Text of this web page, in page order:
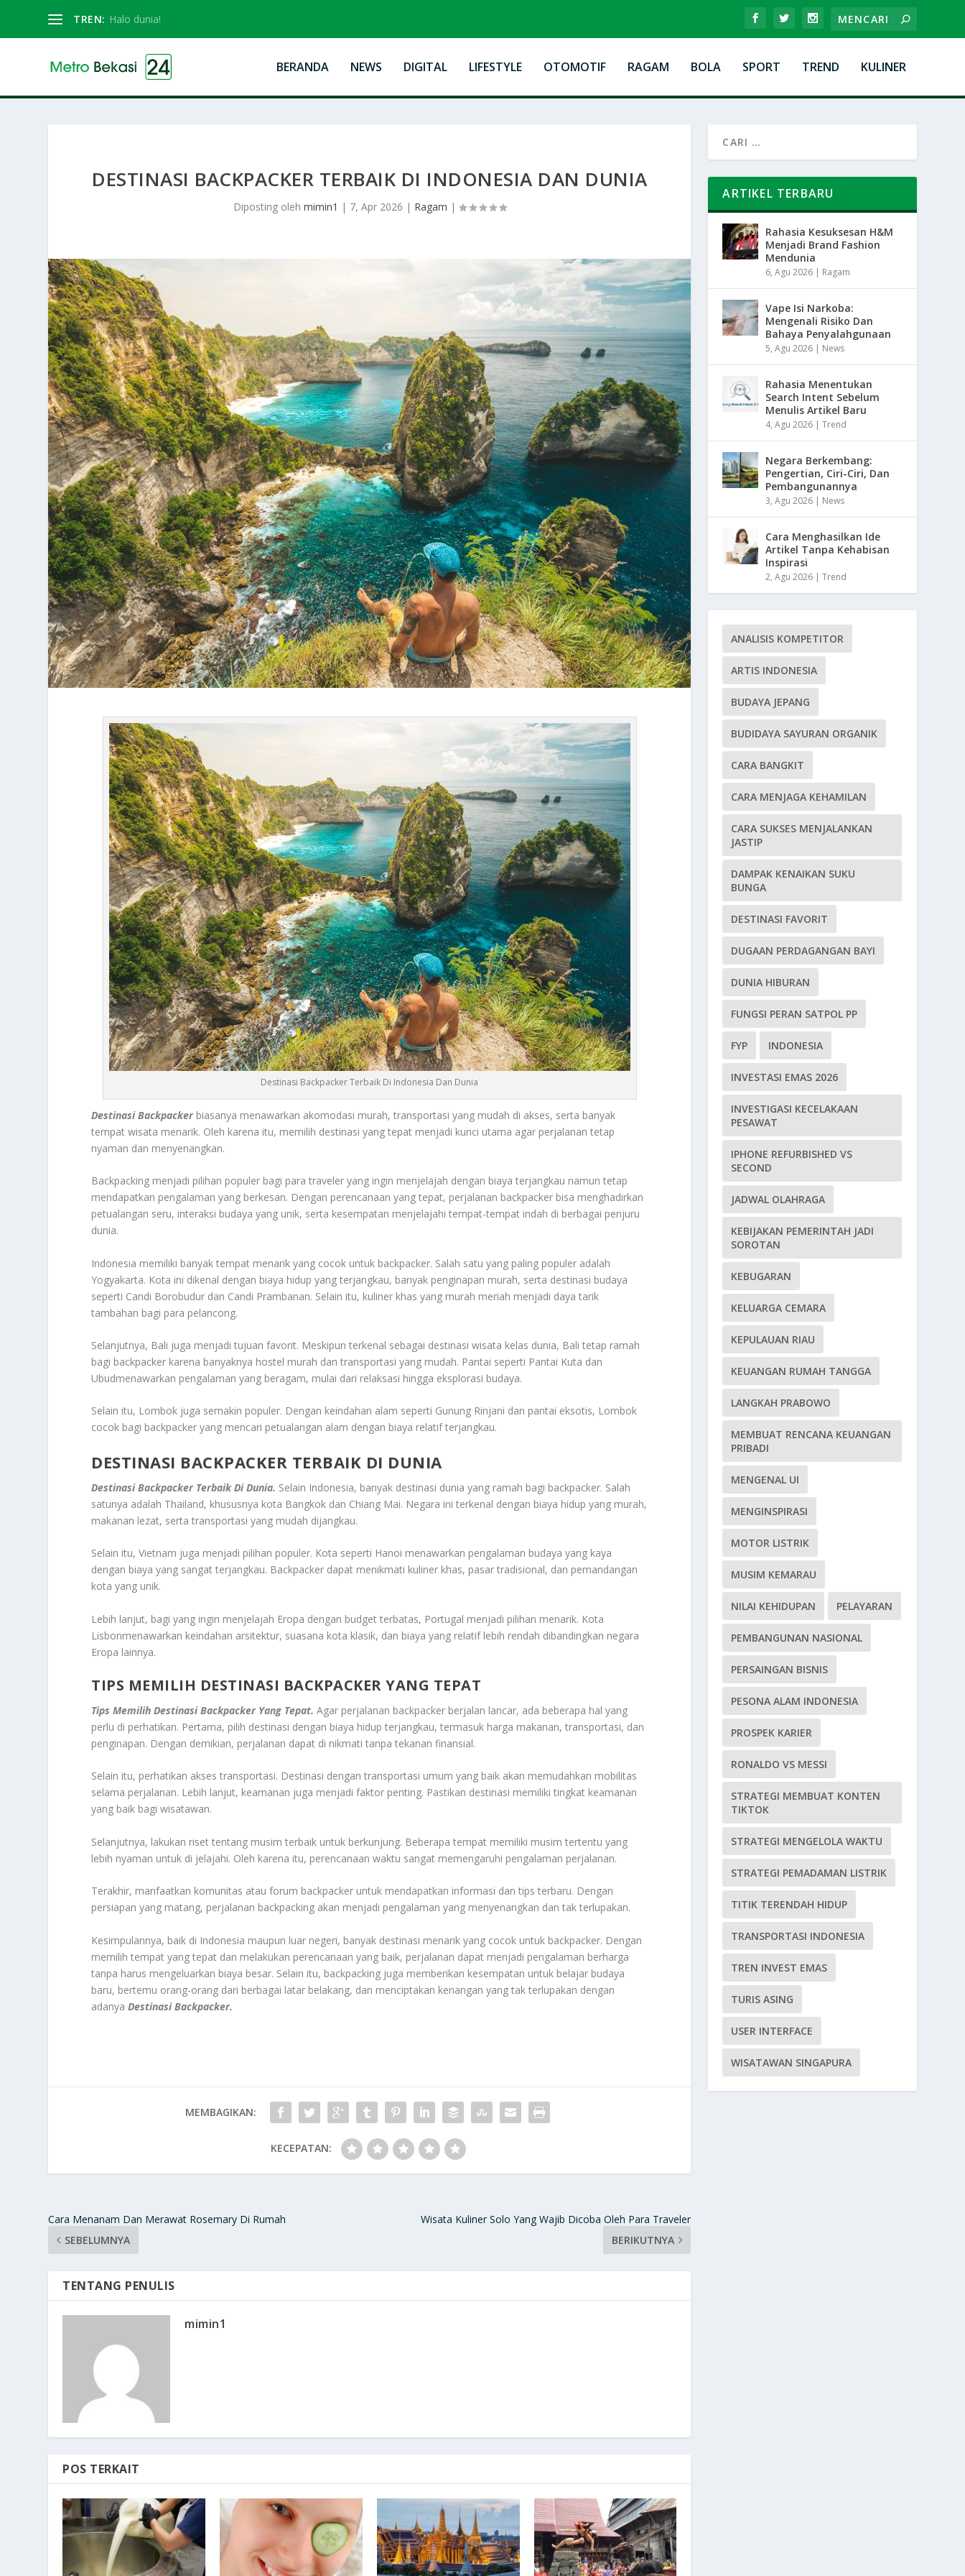
TREN: Halo dunia!
BERANDA NEWS DIGITAL LIFESTYLE OTOMOTIF RAGAM BOLA SPORT TREND KULINER
DESTINASI BACKPACKER TERBAIK DI INDONESIA DAN DUNIA
Diposting oleh mimin1 | 7, Apr 2026 | Ragam |
Destinasi Backpacker Terbaik Di Indonesia Dan Dunia
Destinasi Backpacker biasanya menawarkan akomodasi murah, transportasi yang mudah di akses, serta banyak
tempat wisata menarik. Oleh karena itu, memilih destinasi yang tepat menjadi kunci utama agar perjalanan tetap
nyaman dan menyenangkan.
Backpacking menjadi pilihan populer bagi para traveler yang ingin menjelajah dengan biaya terjangkau namun tetap
mendapatkan pengalaman yang berkesan. Dengan perencanaan yang tepat, perjalanan backpacker bisa menghadirkan
petualangan seru, interaksi budaya yang unik, serta kesempatan menjelajahi tempat-tempat indah di berbagai penjuru
dunia.
Indonesia memiliki banyak tempat menarik yang cocok untuk backpacker. Salah satu yang paling populer adalah
Yogyakarta. Kota ini dikenal dengan biaya hidup yang terjangkau, banyak penginapan murah, serta destinasi budaya
seperti Candi Borobudur dan Candi Prambanan. Selain itu, kuliner khas yang murah meriah menjadi daya tarik
tambahan bagi para pelancong.
Selanjutnya, Bali juga menjadi tujuan favorit. Meskipun terkenal sebagai destinasi wisata kelas dunia, Bali tetap ramah
bagi backpacker karena banyaknya hostel murah dan transportasi yang mudah. Pantai seperti Pantai Kuta dan
Ubudmenawarkan pengalaman yang beragam, mulai dari relaksasi hingga eksplorasi budaya.
Selain itu, Lombok juga semakin populer. Dengan keindahan alam seperti Gunung Rinjani dan pantai eksotis, Lombok
cocok bagi backpacker yang mencari petualangan alam dengan biaya relatif terjangkau.
DESTINASI BACKPACKER TERBAIK DI DUNIA
Destinasi Backpacker Terbaik Di Dunia. Selain Indonesia, banyak destinasi dunia yang ramah bagi backpacker. Salah
satunya adalah Thailand, khususnya kota Bangkok dan Chiang Mai. Negara ini terkenal dengan biaya hidup yang murah,
makanan lezat, serta transportasi yang mudah dijangkau.
Selain itu,Vietnam juga menjadi pilihan populer. Kota seperti Hanoi menawarkan pengalaman budaya yang kaya
dengan biaya yang sangat terjangkau. Backpacker dapat menikmati kuliner khas, pasar tradisional, dan pemandangan
kota yang unik.
Lebih lanjut, bagi yang ingin menjelajah Eropa dengan budget terbatas, Portugal menjadi pilihan menarik. Kota
Lisbonmenawarkan keindahan arsitektur, suasana kota klasik, dan biaya yang relatif lebih rendah dibandingkan negara
Eropa lainnya.
TIPS MEMILIH DESTINASI BACKPACKER YANG TEPAT
Tips Memilih Destinasi Backpacker Yang Tepat.Agar perjalanan backpacker berjalan lancar, ada beberapa hal yang
perlu di perhatikan. Pertama, pilih destinasi dengan biaya hidup terjangkau, termasuk harga makanan, transportasi, dan
penginapan. Dengan demikian, perjalanan dapat di nikmati tanpa tekanan finansial.
Selain itu, perhatikan akses transportasi. Destinasi dengan transportasi umum yang baik akan memudahkan mobilitas
selama perjalanan. Lebih lanjut, keamanan juga menjadi faktor penting. Pastikan destinasi memiliki tingkat keamanan
yang baik bagi wisatawan.
Selanjutnya, lakukan riset tentang musim terbaik untuk berkunjung. Beberapa tempat memiliki musim tertentu yang
lebih nyaman untuk di jelajahi. Oleh karena itu, perencanaan waktu sangat memengaruhi pengalaman perjalanan.
Terakhir, manfaatkan komunitas atau forum backpacker untuk mendapatkan informasi dan tips terbaru. Dengan
persiapan yang matang, perjalanan backpacking akan menjadi pengalaman yang menyenangkan dan tak terlupakan.
Kesimpulannya, baik di Indonesia maupun luar negeri, banyak destinasi menarik yang cocok untuk backpacker. Dengan
memilih tempat yang tepat dan melakukan perencanaan yang baik, perjalanan dapat menjadi pengalaman berharga
tanpa harus mengeluarkan biaya besar. Selain itu, backpacking juga memberikan kesempatan untuk belajar budaya
baru, bertemu orang-orang dari berbagai latar belakang, dan menciptakan kenangan yang tak terlupakan dengan
adanyaDestinasi Backpacker.
MEMBAGIKAN:
KECEPATAN:
Cara Menanam Dan Merawat Rosemary Di Rumah
SEBELUMNYA
Wisata Kuliner Solo Yang Wajib Dicoba Oleh Para Traveler
BERIKUTNYA
TENTANG PENULIS
mimin1
POS TERKAIT
ARTIKEL TERBARU
Rahasia Kesuksesan H&M
Menjadi Brand Fashion
Mendunia
6, Agu 2026 | Ragam
Vape Isi Narkoba:
Mengenali Risiko Dan
Bahaya Penyalahgunaan
5, Agu 2026 | News
Rahasia Menentukan
Search Intent Sebelum
Menulis Artikel Baru
4, Agu 2026 |Trend
Negara Berkembang:
Pengertian, Ciri-Ciri, Dan
Pembangunannya
3, Agu 2026 | News
Cara Menghasilkan Ide
Artikel Tanpa Kehabisan
Inspirasi
2, Agu 2026 |Trend
ANALISIS KOMPETITOR
ARTIS INDONESIA
BUDAYA JEPANG
BUDIDAYA SAYURAN ORGANIK
CARA BANGKIT
CARA MENJAGA KEHAMILAN
CARA SUKSES MENJALANKAN
JASTIP
DAMPAK KENAIKAN SUKU
BUNGA
DESTINASI FAVORIT
DUGAAN PERDAGANGAN BAYI
DUNIA HIBURAN
FUNGSI PERAN SATPOL PP
FYP INDONESIA
INVESTASI EMAS 2026
INVESTIGASI KECELAKAAN
PESAWAT
IPHONE REFURBISHED VS
SECOND
JADWAL OLAHRAGA
KEBIJAKAN PEMERINTAH JADI
SOROTAN
KEBUGARAN
KELUARGA CEMARA
KEPULAUAN RIAU
KEUANGAN RUMAH TANGGA
LANGKAH PRABOWO
MEMBUAT RENCANA KEUANGAN
PRIBADI
MENGENAL UI
MENGINSPIRASI
MOTOR LISTRIK
MUSIM KEMARAU
NILAI KEHIDUPAN PELAYARAN
PEMBANGUNAN NASIONAL
PERSAINGAN BISNIS
PESONA ALAM INDONESIA
PROSPEK KARIER
RONALDO VS MESSI
STRATEGI MEMBUAT KONTEN
TIKTOK
STRATEGI MENGELOLA WAKTU
STRATEGI PEMADAMAN LISTRIK
TITIK TERENDAH HIDUP
TRANSPORTASI INDONESIA
TREN INVEST EMAS
TURIS ASING
USER INTERFACE
WISATAWAN SINGAPURA